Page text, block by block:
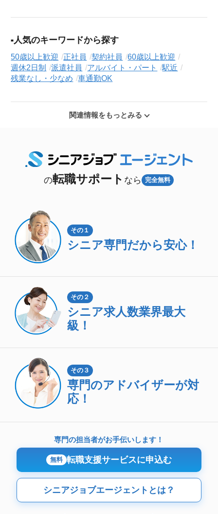
人気のキーワードから探す
50歳以上歓迎 正社員 契約社員
60歳以上歓迎
週休2日制
派遣社員 アルバイト・パート
駅近
残業なし・少なめ
車通勤OK
関連情報をもっとみる
の転職サポート なら 完全無料
その１
シニア専門だから安心！
その２
シニア求人数業界最大
級！
その３
専門のアドバイザーが対
応！
専門の担当者がお手伝いします！
無料 転職支援サービスに申込む
シニアジョブエージェントとは？